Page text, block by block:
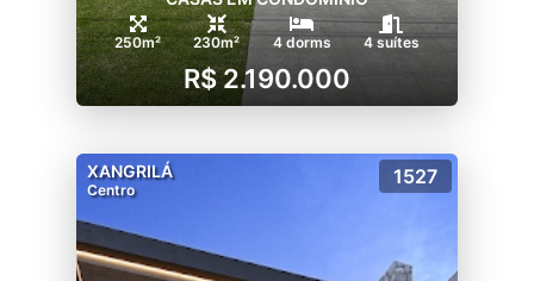
250m² 230m² 4 dorms 4 suítes
R$ 2.190.000
XANGRILÁ
Centro
1527